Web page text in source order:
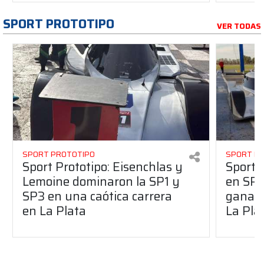
SPORT PROTOTIPO VER TODAS
SPORT PROTOTIPO
Sport Prototipo: Eisenchlas y
Lemoine dominaron la SP1 y
SP3 en una caótica carrera
en La Plata
SPORT
Sport
en
La